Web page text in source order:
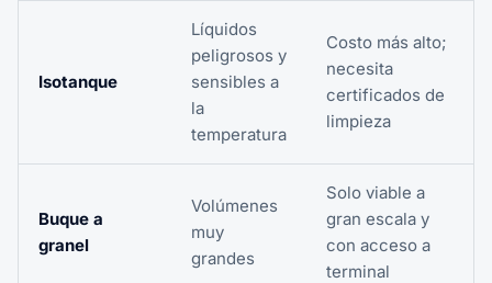
Isotanque
Líquidos
peligrosos y
sensibles a
la
temperatura
Costo más alto;
necesita
certificados de
limpieza
Buque a
granel
Volúmenes
muy
grandes
Solo viable a
gran escala y
con acceso a
terminal